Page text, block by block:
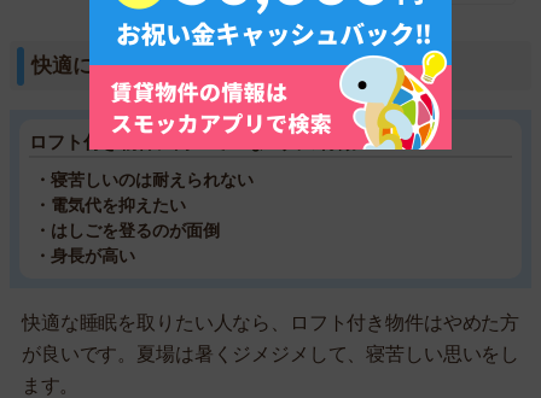
快適に眠りたい人は向いていない
ロフト付き物件に向いていない人の特徴
・寝苦しいのは耐えられない
・電気代を抑えたい
・はしごを登るのが面倒
・身長が高い
快適な睡眠を取りたい人なら、ロフト付き物件はやめた方
が良いです。夏場は暑くジメジメして、寝苦しい思いをし
ます。